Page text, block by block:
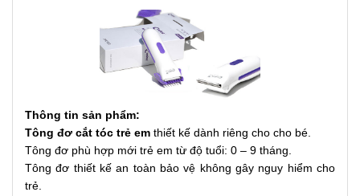
Thông tin sản phẩm:
Tông đơ cắt tóc trẻ em thiết kế dành riêng cho cho bé.
Tông đơ phù hợp mới trẻ em từ độ tuổi: 0 – 9 tháng.
Tông đơ thiết kế an toàn bảo vệ không gây nguy hiểm cho
trẻ.